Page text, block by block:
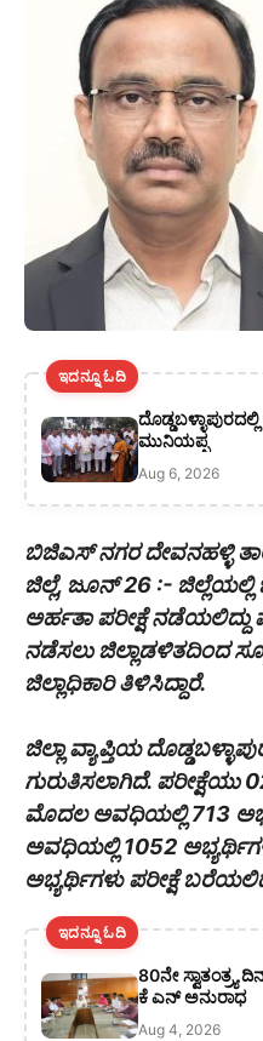
ಇದನ್ನೂ ಓದಿ
ಮುನಿಯಪ್ಪ
Aug 6, 2026
ಬಿಜಿಎಸ್ ನಗರ ದೇವನಹಳ್ಳಿ
ಜಿಲ್ಲೆ, ಜೂನ್ 26 :- ಜಿಲ್ಲೆಯಲ್ಲಿ
ಅರ್ಹತಾ ಪರೀಕ್ಷೆ ನಡೆಯಲಿದ್ದು
ನಡೆಸಲು ಜಿಲ್ಲಾಡಳಿತದಿಂದ
ಜಿಲ್ಲಾಧಿಕಾರಿ ತಿಳಿಸಿದ್ದಾರೆ.
ಜಿಲ್ಲಾ ವ್ಯಾಪ್ತಿಯ
ಗುರುತಿಸಲಾಗಿದೆ. ಪರೀಕ್ಷೆಯು
ಮೊದಲ ಅವಧಿಯಲ್ಲಿ 713
ಅವಧಿಯಲ್ಲಿ 1052
ಅಭ್ಯರ್ಥಿಗಳು ಪರೀಕ್ಷೆ
ಇದನ್ನೂ ಓದಿ
80ನೇ ಸ್ವಾತಂತ್ರ್ಯ
ಕೆ ಎನ್ ಅನುರಾಧ
Aug 4, 2026